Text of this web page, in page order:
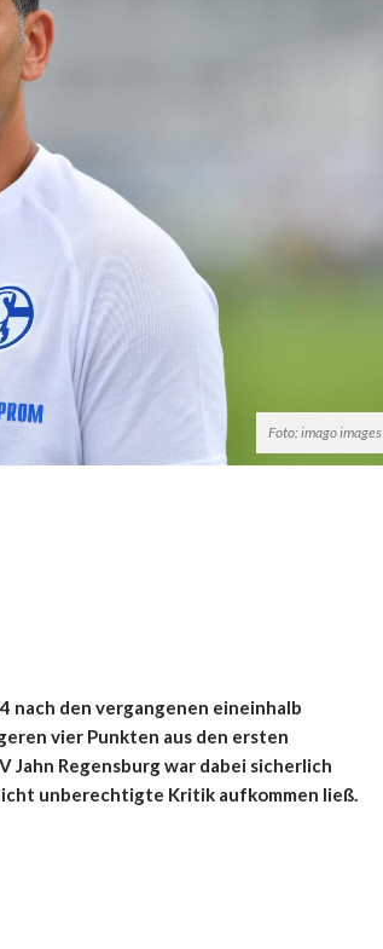
Foto: imago images
nach den vergangenen eineinhalb
vier Punkten aus den ersten
Jahn Regensburg war dabei sicherlich
unberechtigte Kritik aufkommen ließ.